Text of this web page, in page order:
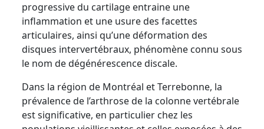
progressive du cartilage entraine une
inflammation et une usure des facettes
articulaires, ainsi qu’une déformation des
disques intervertébraux, phénomène connu sous
le nom de dégénérescence discale.
Dans la région de Montréal et Terrebonne, la
prévalence de l’arthrose de la colonne vertébrale
est significative, en particulier chez les